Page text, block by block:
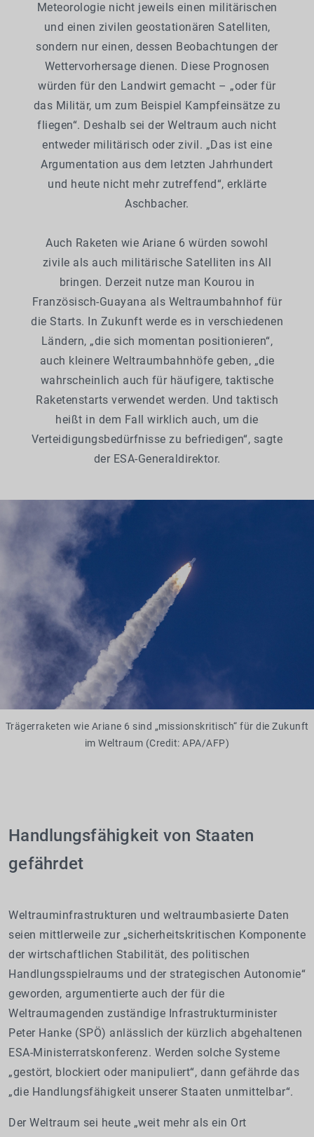
Trägerraketen wie Ariane 6 sind „missionskritisch“ für die Zukunft
im Weltraum (Credit: APA/AFP)
Meteorologie nicht jeweils einen militärischen
und einen zivilen geostationären Satelliten,
sondern nur einen, dessen Beobachtungen der
Wettervorhersage dienen. Diese Prognosen
würden für den Landwirt gemacht – „oder für
das Militär, um zum Beispiel Kampfeinsätze zu
fliegen“. Deshalb sei der Weltraum auch nicht
entweder militärisch oder zivil. „Das ist eine
Argumentation aus dem letzten Jahrhundert
und heute nicht mehr zutreffend“, erklärte
Aschbacher.
Auch Raketen wie Ariane 6 würden sowohl
zivile als auch militärische Satelliten ins All
bringen. Derzeit nutze man Kourou in
Französisch-Guayana als Weltraumbahnhof für
die Starts. In Zukunft werde es in verschiedenen
Ländern, „die sich momentan positionieren“,
auch kleinere Weltraumbahnhöfe geben, „die
wahrscheinlich auch für häufigere, taktische
Raketenstarts verwendet werden. Und taktisch
heißt in dem Fall wirklich auch, um die
Verteidigungsbedürfnisse zu befriedigen“, sagte
der ESA-Generaldirektor.
Handlungsfähigkeit von Staaten
gefährdet
Weltrauminfrastrukturen und weltraumbasierte Daten
seien mittlerweile zur „sicherheitskritischen Komponente
der wirtschaftlichen Stabilität, des politischen
Handlungsspielraums und der strategischen Autonomie“
geworden, argumentierte auch der für die
Weltraumagenden zuständige Infrastrukturminister
Peter Hanke (SPÖ) anlässlich der kürzlich abgehaltenen
ESA-Ministerratskonferenz. Werden solche Systeme
„gestört, blockiert oder manipuliert“, dann gefährde das
„die Handlungsfähigkeit unserer Staaten unmittelbar“.
Der Weltraum sei heute „weit mehr als ein Ort